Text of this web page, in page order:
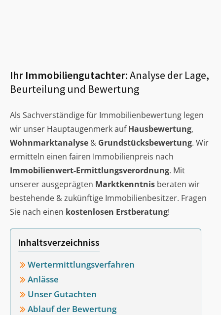
Ihr Immobiliengutachter:Analyse der Lage,
Beurteilung und Bewertung
Als Sachverständige für Immobilienbewertung legen
wir unser Hauptaugenmerk aufHausbewertung,
Wohnmarktanalyse & Grundstücksbewertung. Wir
ermitteln einen fairen Immobilienpreis nach
Immobilienwert-Ermittlungsverordnung. Mit
unserer ausgeprägten Marktkenntnis beraten wir
bestehende & zukünftige Immobilienbesitzer. Fragen
Sie nach einen kostenlosen Erstberatung!
Inhaltsverzeichniss
Wertermittlungsverfahren
Anlässe
Unser Gutachten
Ablauf der Bewertung